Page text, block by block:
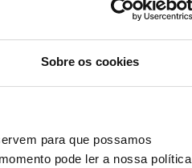
Sobre os cookies
para que possamos
pode ler a nossa política